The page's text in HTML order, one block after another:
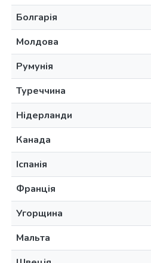
Болгарія
Молдова
Румунія
Туреччина
Нідерланди
Канада
Іспанія
Франція
Угорщина
Мальта